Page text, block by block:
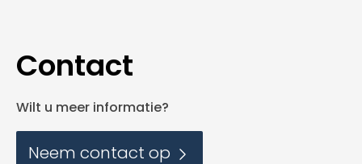
Contact
Wilt u meer informatie?
Neem contact op